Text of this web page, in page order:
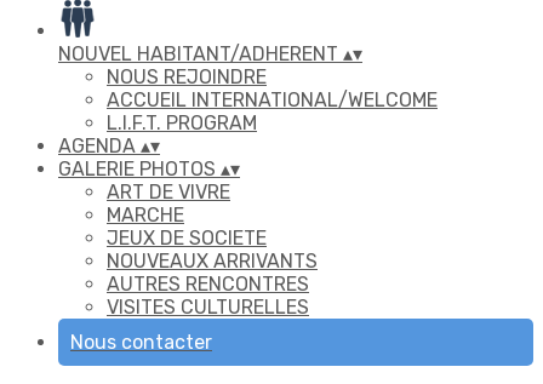
NOUVEL HABITANT/ADHERENT ▴▾
NOUS REJOINDRE
ACCUEIL INTERNATIONAL/WELCOME
L.I.F.T. PROGRAM
AGENDA ▴▾
GALERIE PHOTOS ▴▾
ART DE VIVRE
MARCHE
JEUX DE SOCIETE
NOUVEAUX ARRIVANTS
AUTRES RENCONTRES
VISITES CULTURELLES
Nous contacter